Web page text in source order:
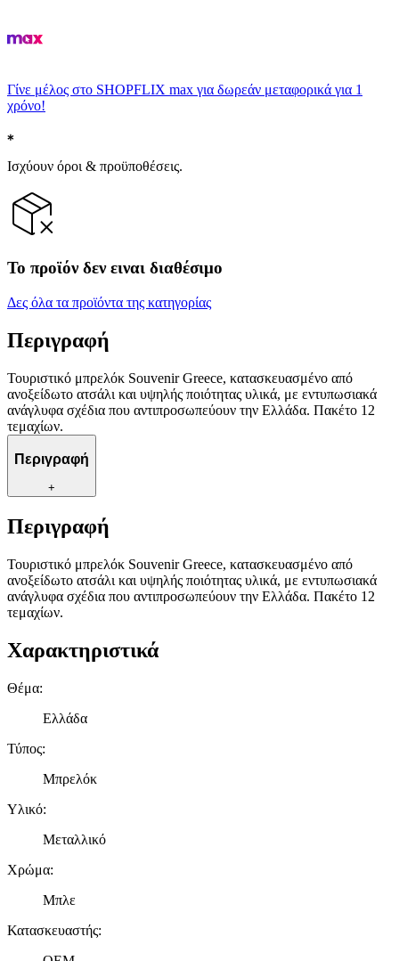
Γίνε μέλος στο SHOPFLIX max για δωρεάν μεταφορικά για 1
χρόνο!
Ισχύουν όροι & προϋποθέσεις.
Το προϊόν δεν ειναι διαθέσιμο
Δες όλα τα προϊόντα της κατηγορίας
Περιγραφή
Τουριστικό μπρελόκ Souvenir Greece, κατασκευασμένο από
ανοξείδωτο ατσάλι και υψηλής ποιότητας υλικά, με εντυπωσιακά
ανάγλυφα σχέδια που αντιπροσωπεύουν την Ελλάδα. Πακέτο 12
τεμαχίων.
Περιγραφή
+
Περιγραφή
Τουριστικό μπρελόκ Souvenir Greece, κατασκευασμένο από
ανοξείδωτο ατσάλι και υψηλής ποιότητας υλικά, με εντυπωσιακά
ανάγλυφα σχέδια που αντιπροσωπεύουν την Ελλάδα. Πακέτο 12
τεμαχίων.
Χαρακτηριστικά
Θέμα:
Ελλάδα
Τύπος:
Μπρελόκ
Υλικό:
Μεταλλικό
Χρώμα:
Mπλε
Κατασκευαστής: